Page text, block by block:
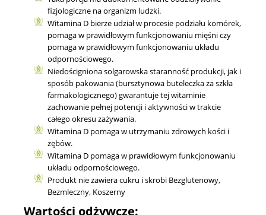
fizjologiczne na organizm ludzki.
Witamina D bierze udział w procesie podziału komórek,
pomaga w prawidłowym funkcjonowaniu mięśni czy
pomaga w prawidłowym funkcjonowaniu układu
odpornościowego.
Niedościgniona solgarowska staranność produkcji, jak i
sposób pakowania (bursztynowa buteleczka za szkła
farmakologicznego) gwarantuje tej witaminie
zachowanie pełnej potencji i aktywności w trakcie
całego okresu zażywania.
Witamina D pomaga w utrzymaniu zdrowych kości i
zębów.
Witamina D pomaga w prawidłowym funkcjonowaniu
układu odpornościowego.
Produkt nie zawiera cukru i skrobi Bezglutenowy,
Bezmleczny, Koszerny
Wartości odżywcze: